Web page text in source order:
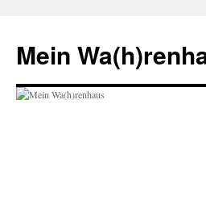
springen
Mein